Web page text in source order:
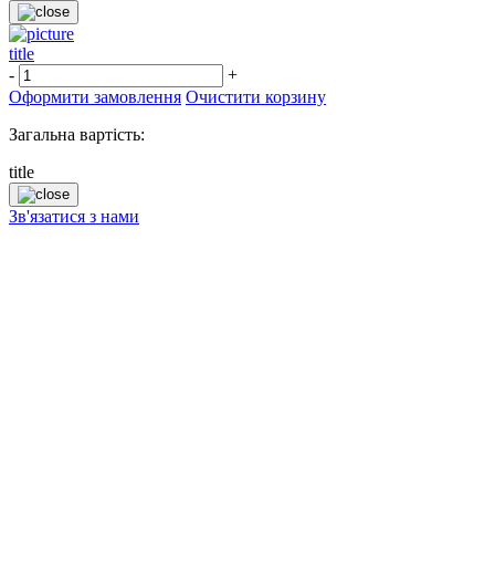
title
-
+
Оформити замовлення Очистити корзину
Загальна вартість:
title
Зв'язатися з нами